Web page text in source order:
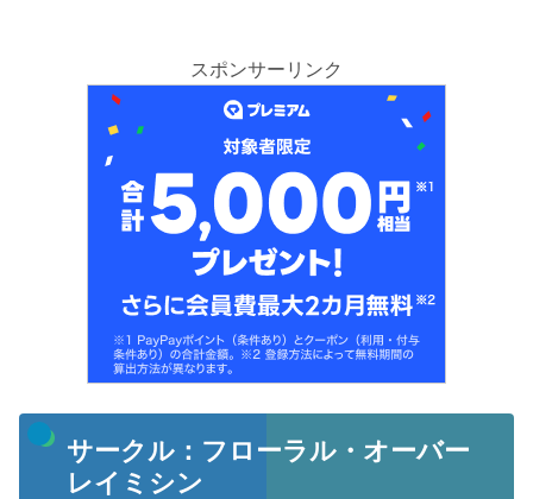
スポンサーリンク
サークル：フローラル・オーバー
レイミシン